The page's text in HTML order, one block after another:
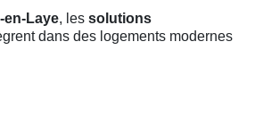
en-Laye, les solutions
dans des logements modernes